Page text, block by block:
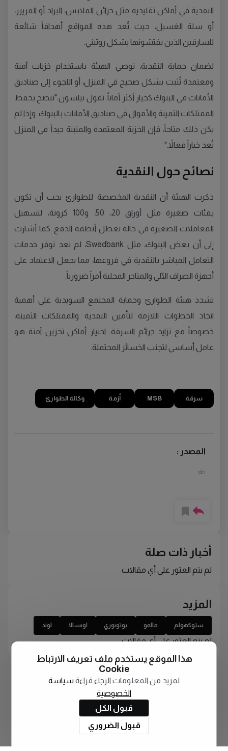
النقدية في أماكن تقليدية مثل خزائن الملابس، البراد أو الفريزر،
أو سلة الغسيل، حيث تُعد هذه المواقع أهدافاً شائعة
للسارقين الذين يفتشونها بشكل روتيني.
لضمان حماية النقدية، توصي الهيئة باستخدام خزنات آمنة
ومعتمدة تُثبت بشكل صحيح في المنزل، أو اللجوء إلى صناديق
الأمانات في البنوك كخيار أكثر أماناً. تقول نيلسون:"ننصح بحفظ
الممتلكات الثمينة والأموال في صناديق الأمانات بالبنوك. وإذا لم
يكن ذلك متاحاً، فإن الخزنة المعتمدة والمثبتة جيداً في المنزل
تُعد خياراً فعالاً."
نصائح حول النقدية
ذكرت الهيئة أن النقدية المخصصة للطوارئ يجب أن تكون
بفئات صغيرة مثل أوراق 20، 50، و100 كرونة، لتسهيل
المعاملات الصغيرة في حالة تعطل أنظمة الدفع. كما أشارت
إلى أن بعض البنوك، مثل Swedbank، لم تعد توفر خدمات
التعامل المباشر بالنقدية في فروعها، مما يجعل الاعتماد على
أجهزة الصراف الآلي والمتاجر المحلية أمراً ضرورياً.
تشدد هيئة الطوارئ وحماية المجتمع السويدية على أهمية
اتخاذ الخطوات اللازمة لتأمين النقدية والممتلكات الثمينة،
خصوصاً مع تزايد جرائم السرقة. اختيار أماكن تخزين آمنة هو
عامل أساسي لتجنب الخسائر المحتملة.
سرقة MSB أزمة وكالة الطوارئ
المصدر :
dn
أخبار ذات صلة
لم يتم العثور على أي مقالات
المزيد
ستوكهولم مالمو يوتوبوري اوبسالا لوند
لم يتم العثور على أي مقالات
هذا الموقع يستخدم ملف تعريف الارتباط
Cookie
لمزيد من المعلومات الرجاء قراءة سياسة
الخصوصية
قبول الكل
قبول الضروري